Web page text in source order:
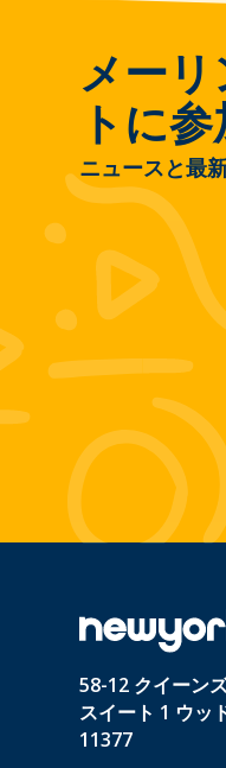
メーリ
トに
ニュースと最
58-12 クイーン
スイート 1 ウッ
11377